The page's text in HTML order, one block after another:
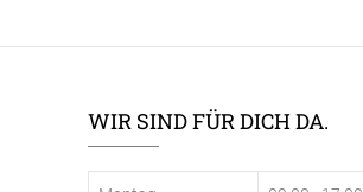
WIR SIND FÜR DICH DA.